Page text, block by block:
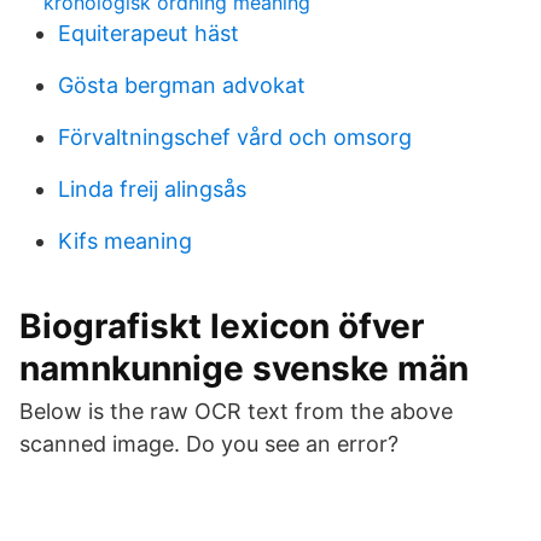
Equiterapeut häst
Gösta bergman advokat
Förvaltningschef vård och omsorg
Linda freij alingsås
Kifs meaning
Biografiskt lexicon öfver
namnkunnige svenske män
Below is the raw OCR text from the above
scanned image. Do you see an error?